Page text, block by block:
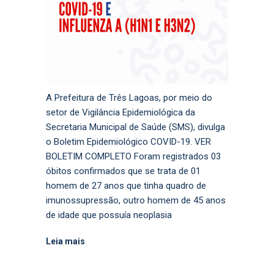
A Prefeitura de Três Lagoas, por meio do
setor de Vigilância Epidemiológica da
Secretaria Municipal de Saúde (SMS), divulga
o Boletim Epidemiológico COVID-19. VER
BOLETIM COMPLETO Foram registrados 03
óbitos confirmados que se trata de 01
homem de 27 anos que tinha quadro de
imunossupressão, outro homem de 45 anos
de idade que possuía neoplasia
Leia mais